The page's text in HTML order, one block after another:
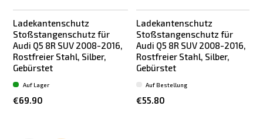
Ladekantenschutz
Stoßstangenschutz für
Audi Q5 8R SUV 2008-2016,
Rostfreier Stahl, Silber,
Gebürstet
€69.90
Auf Lager
Bestseller
Ladekantenschutz
Stoßstangenschutz für
Audi Q5 8R SUV 2008-2016,
Rostfreier Stahl, Silber,
Gebürstet
€55.80
Auf Bestellung